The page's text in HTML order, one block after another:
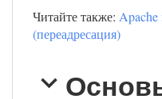
Читайте также: Apache
(переадресация)